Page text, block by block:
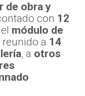
de obra y
con 12
módulo de
reunido a 14
, a otros